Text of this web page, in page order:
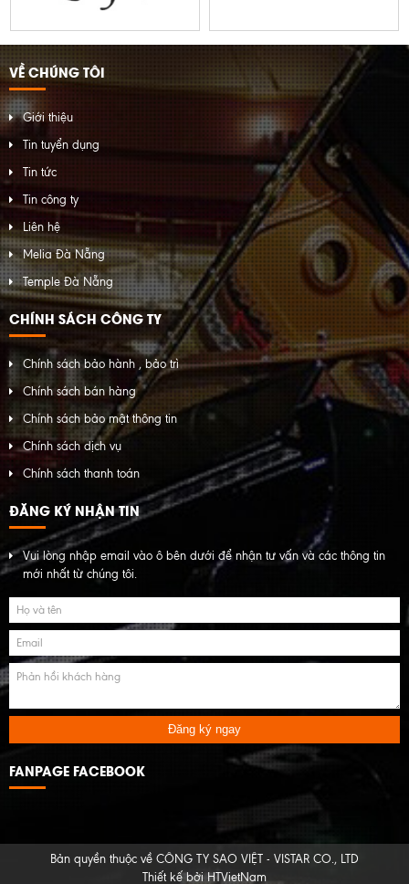
VỀ CHÚNG TÔI
Giới thiệu
Tin tuyển dụng
Tin tức
Tin công ty
Liên hệ
Melia Đà Nẵng
Temple Đà Nẵng
CHÍNH SÁCH CÔNG TY
Chính sách bảo hành , bảo trì
Chính sách bán hàng
Chính sách bảo mật thông tin
Chính sách dịch vụ
Chính sách thanh toán
ĐĂNG KÝ NHẬN TIN
Vui lòng nhập email vào ô bên dưới để nhận tư vấn và các thông tin
mới nhất từ chúng tôi.
Đăng ký ngay
FANPAGE FACEBOOK
Bản quyền thuộc về CÔNG TY SAO VIỆT - VISTAR CO., LTD
Thiết kế bởi HTVietNam